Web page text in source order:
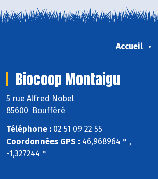
Accueil
Biocoop Montaigu
5 rue Alfred Nobel
85600 Boufféré
Téléphone : 02 51 09 22 55
Coordonnées GPS : 46,968964 ° ,
-1,327244 °